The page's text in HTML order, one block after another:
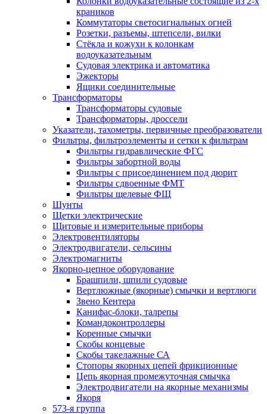
краников
Коммутаторы светосигнальных огней
Розетки, разъемы, штепсели, вилки
Стёкла и кожухи к колонкам
водоуказательным
Судовая электрика и автоматика
Эжекторы
Ящики соединительные
Трансформаторы
Трансформаторы судовые
Трансформаторы, дроссели
Указатели, тахометры, первичные преобразователи
Фильтры, фильтроэлементы и сетки к фильтрам
Фильтры гидравлические ФГС
Фильтры забортной воды
Фильтры с присоединением под дюрит
Фильтры сдвоенные ФМТ
Фильтры щелевые ФЩ
Шунты
Щетки электрические
Щитовые и измерительные приборы
Электровентиляторы
Электродвигатели, сельсины
Электромагниты
Якорно-цепное оборудование
Брашпили, шпили судовые
Вертлюжные (якорные) смычки и вертлюги
Звено Кентера
Канифас-блоки, талрепы
Командоконтроллеры
Коренные смычки
Скобы концевые
Скобы такелажные СА
Стопоры якорных цепей фрикционные
Цепь якорная промежуточная смычка
Электродвигатели на якорные механизмы
Якоря
573-я группа